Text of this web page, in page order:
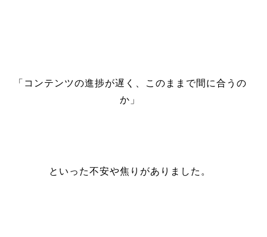
「コンテンツの進捗が遅く、このままで間に合うの
か」
といった不安や焦りがありました。